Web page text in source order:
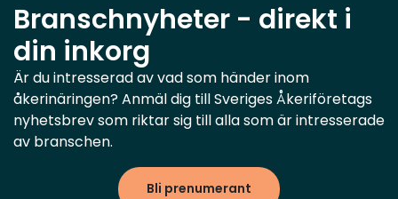
Branschnyheter - direkt i
din inkorg
Är du intresserad av vad som händer inom
åkerinäringen? Anmäl dig till Sveriges Åkeriföretags
nyhetsbrev som riktar sig till alla som är intresserade
av branschen.
Bli prenumerant